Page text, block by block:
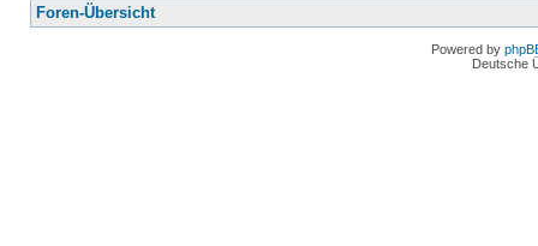
Foren-Übersicht
Powered by
Deutsche